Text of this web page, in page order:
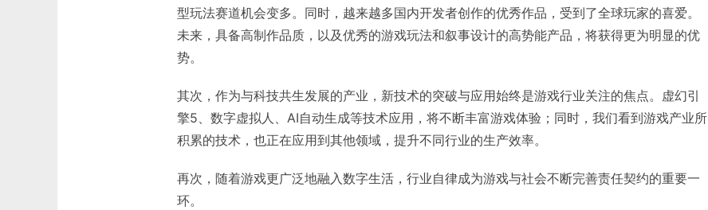
型玩法赛道机会变多。同时，越来越多国内开发者创作的优秀作品，受到了全球玩家的喜爱。
未来，具备高制作品质，以及优秀的游戏玩法和叙事设计的高势能产品，将获得更为明显的优
势。
其次，作为与科技共生发展的产业，新技术的突破与应用始终是游戏行业关注的焦点。虚幻引
擎5、数字虚拟人、AI自动生成等技术应用，将不断丰富游戏体验；同时，我们看到游戏产业所
积累的技术，也正在应用到其他领域，提升不同行业的生产效率。
再次，随着游戏更广泛地融入数字生活，行业自律成为游戏与社会不断完善责任契约的重要一
环。